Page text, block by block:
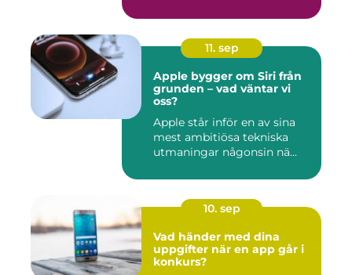
11. sep
Apple bygger om Siri från
grunden – vad väntar vi
oss?
Apple står inför en av sina
mest ambitiösa tekniska
utmaningar någonsin nä...
10. sep
Vad händer med dina
uppgifter när en app går i
konkurs?